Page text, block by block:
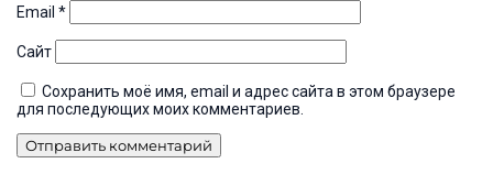
Email *
Сайт
Сохранить моё имя, email и адрес сайта в этом браузере
для последующих моих комментариев.